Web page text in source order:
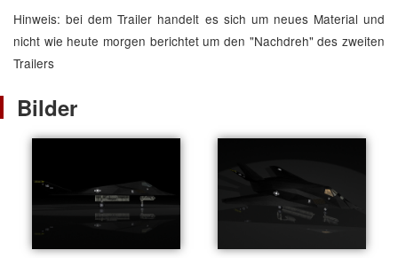
Hinweis: bei dem Trailer handelt es sich um neues Material und
nicht wie heute morgen berichtet um den "Nachdreh" des zweiten
Trailers
Bilder